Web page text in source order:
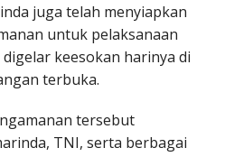
juga telah menyiapkan
untuk pelaksanaan
keesokan harinya di
terbuka.
tersebut
TNI, serta berbagai